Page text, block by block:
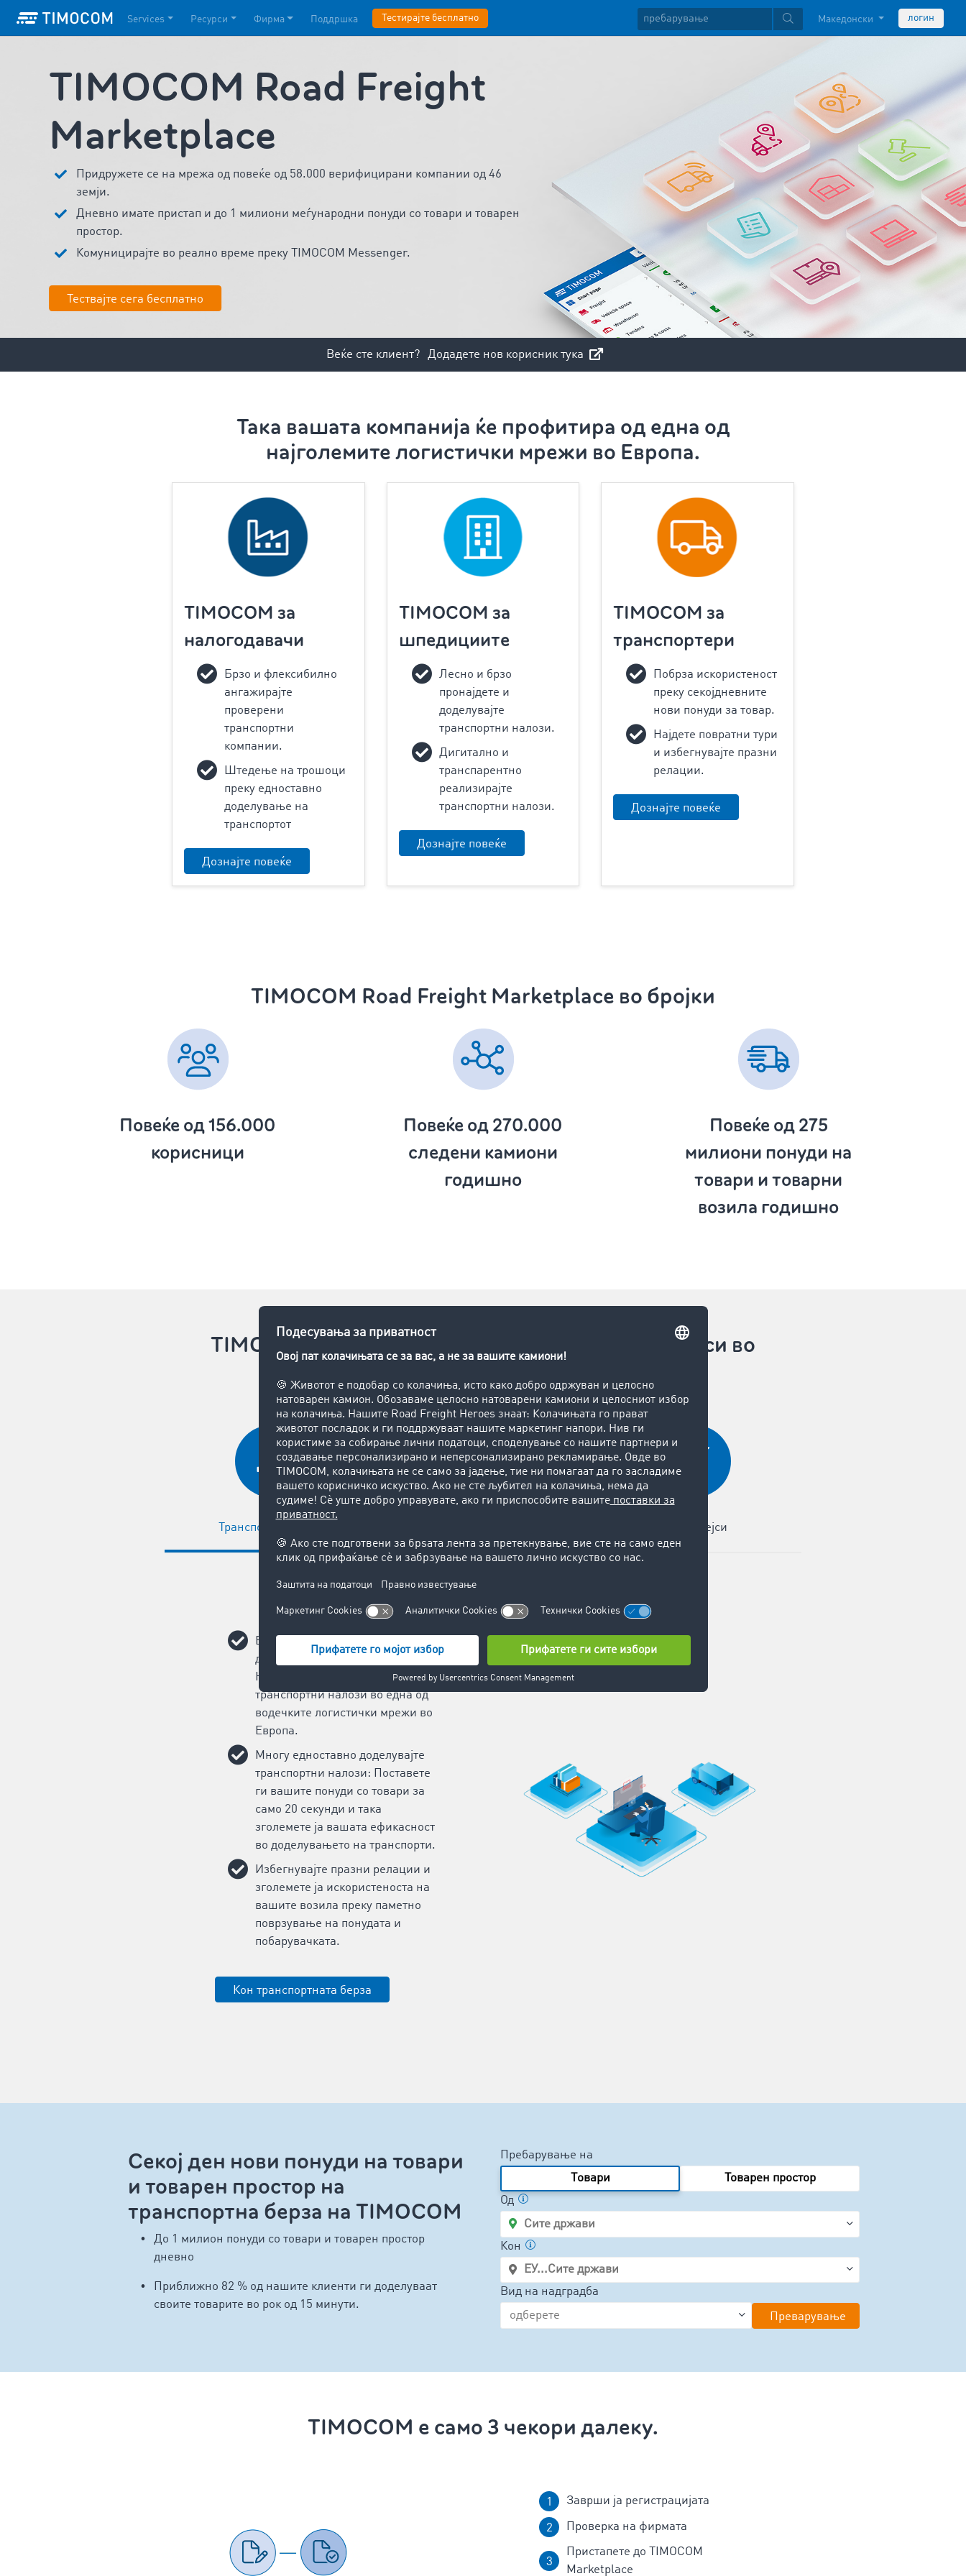
Services Ресурси Фирма Поддршка Тестирајте бесплатно Македонски логин
TIMOCOM Road Freight
Marketplace
Придружете се на мрежа од повеќе од 58.000 верифицирани компании од 46
земји.
Дневно имате пристап и до 1 милиони меѓународни понуди со товари и товарен
простор.
Комуницирајте во реално време преку TIMOCOM Messenger.
Тествајте сега бесплатно
Веќе сте клиент? Додадете нов корисник тука
Така вашата компанија ќе профитира од една од
најголемите логистички мрежи во Европа.
TIMOCOM за
налогодавачи
Брзо и флексибилно
ангажирајте
проверени
транспортни
компании.
Штедење на трошоци
преку едноставно
доделување на
транспортот
Дознајте повеќе
TIMOCOM за
шпедициите
Лесно и брзо
пронајдете и
доделувајте
транспортни налози.
Дигитално и
транспарентно
реализирајте
транспортни налози.
Дознајте повеќе
TIMOCOM за
транспортери
Побрза искористеност
преку секојдневните
нови понуди за товар.
Најдете повратни тури
и избегнувајте празни
релации.
Дознајте повеќе
TIMOCOM Road Freight Marketplace во бројки
Повеќе од 156.000
корисници
Повеќе од 270.000
следени камиони
годишно
Повеќе од 275
милиони понуди на
товари и товарни
возила годишно
TIMOCOM Servicesза вашите логистички процеси во
патниот товарен транспорт:
Заштедете време, пари и стрес
Транспортна берза Интерфејси
Ве очекуваат потенцијални
деловни партнери од 58.000:
Најдете брзо и едноставо нови
транспортни налози во една од
водечките логистички мрежи во
Европа.
Многу едноставно доделувајте
транспортни налози: Поставете
ги вашите понуди со товари за
само 20 секунди и така
зголемете ја вашата ефикасност
во доделувањето на транспорти.
Избегнувајте празни релации и
зголемете ја искористеноста на
вашите возила преку паметно
поврзување на понудата и
побарувачката.
Кон транспортната берза
Секој ден нови понуди на товари
и товарен простор на
транспортна берза на TIMOCOM
До 1 милион понуди со товари и товарен простор
дневно
Приближно 82 % од нашите клиенти ги доделуваат
своите товарите во рок од 15 минути.
Пребарување на
Tовари
Товарен простор
Од
Кон
Вид на надградба
Преварување
TIMOCOM е само 3 чекори далеку.
Заврши ја регистрацијата
Проверка на фирмата
Пристапете до TIMOCOM
Marketplace